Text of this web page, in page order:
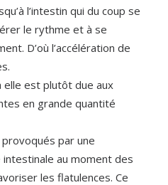
l’intestin qui du coup se
le rythme et à se
D’où l’accélération de
elle est plutôt due aux
en grande quantité
par une
au moment des
les flatulences. Ce